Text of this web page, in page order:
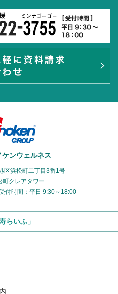
ケンウェルネス
区浜松町二丁目3番1号
町クレアタワー
受付時間：平日 9:30～18:00
らいふ」